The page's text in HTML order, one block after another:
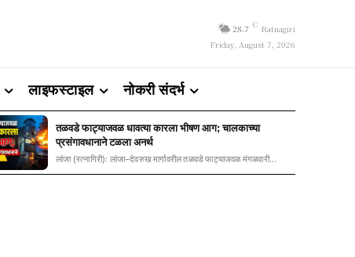
28.7 C Ratnagiri
Friday, August 7, 2026
लाइफस्टाइल नोकरी संदर्भ
तळवडे फाट्याजवळ धावत्या कारला भीषण आग; चालकाच्या
प्रसंगावधानाने टळला अनर्थ
लांजा (रत्नागिरी): लांजा–देवरुख मार्गावरील तळवडे फाट्याजवळ मंगळवारी...